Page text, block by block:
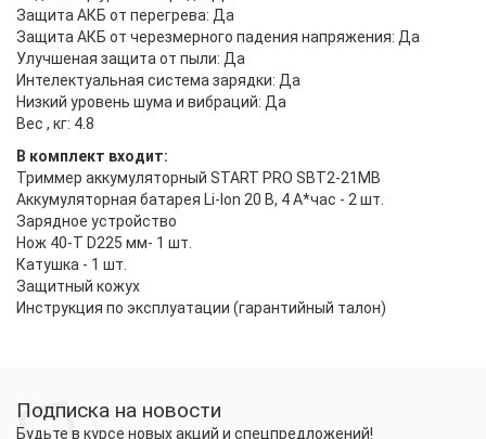
Защита АКБ от перегрева: Да
Защита АКБ от черезмерного падения напряжения: Да
Улучшеная защита от пыли: Да
Интелектуальная система зарядки: Да
Низкий уровень шума и вибраций: Да
Вес , кг: 4.8
В комплект входит:
Триммер аккумуляторный START PRO SBT2-21MB
Аккумуляторная батарея Li-Ion 20 В, 4 А*час - 2 шт.
Зарядное устройство
Нож 40-Т D225 мм- 1 шт.
Катушка - 1 шт.
Защитный кожух
Инструкция по эксплуатации (гарантийный талон)
Подписка на новости
Будьте в курсе новых акций и спецпредложений!